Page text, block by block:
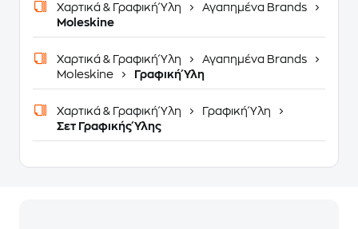
Χαρτικά & Γραφική Ύλη
Αγαπημένα Brands
Moleskine
Χαρτικά & Γραφική Ύλη
Αγαπημένα Brands
Moleskine
Γραφική Ύλη
Χαρτικά & Γραφική Ύλη
Γραφική Ύλη
Σετ Γραφικής Ύλης